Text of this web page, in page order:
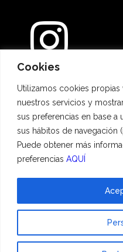
Cookies
Utilizamos cookies propias
nuestros servicios y
sus preferencias en base
sus hábitos de navegación
Puede obtener más
preferencias AQUÍ
Métodos
© 2023 Hadescan All rights
Política de